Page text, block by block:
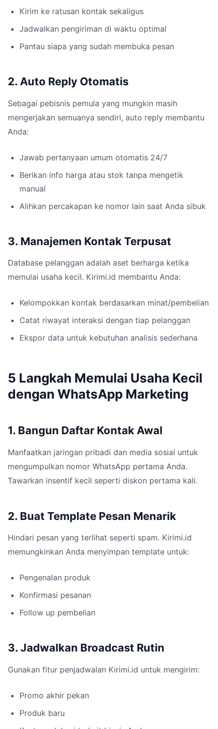
Kirim ke ratusan kontak sekaligus
Jadwalkan pengiriman di waktu optimal
Pantau siapa yang sudah membuka pesan
2. Auto Reply Otomatis
Sebagai pebisnis pemula yang mungkin masih
mengerjakan semuanya sendiri, auto reply membantu
Anda:
Jawab pertanyaan umum otomatis 24/7
Berikan info harga atau stok tanpa mengetik
manual
Alihkan percakapan ke nomor lain saat Anda sibuk
3. Manajemen Kontak Terpusat
Database pelanggan adalah aset berharga ketika
memulai usaha kecil. Kirimi.id membantu Anda:
Kelompokkan kontak berdasarkan minat/pembelian
Catat riwayat interaksi dengan tiap pelanggan
Ekspor data untuk kebutuhan analisis sederhana
5 Langkah Memulai Usaha Kecil
dengan WhatsApp Marketing
1. Bangun Daftar Kontak Awal
Manfaatkan jaringan pribadi dan media sosial untuk
mengumpulkan nomor WhatsApp pertama Anda.
Tawarkan insentif kecil seperti diskon pertama kali.
2. Buat Template Pesan Menarik
Hindari pesan yang terlihat seperti spam. Kirimi.id
memungkinkan Anda menyimpan template untuk:
Pengenalan produk
Konfirmasi pesanan
Follow up pembelian
3. Jadwalkan Broadcast Rutin
Gunakan fitur penjadwalan Kirimi.id untuk mengirim:
Promo akhir pekan
Produk baru